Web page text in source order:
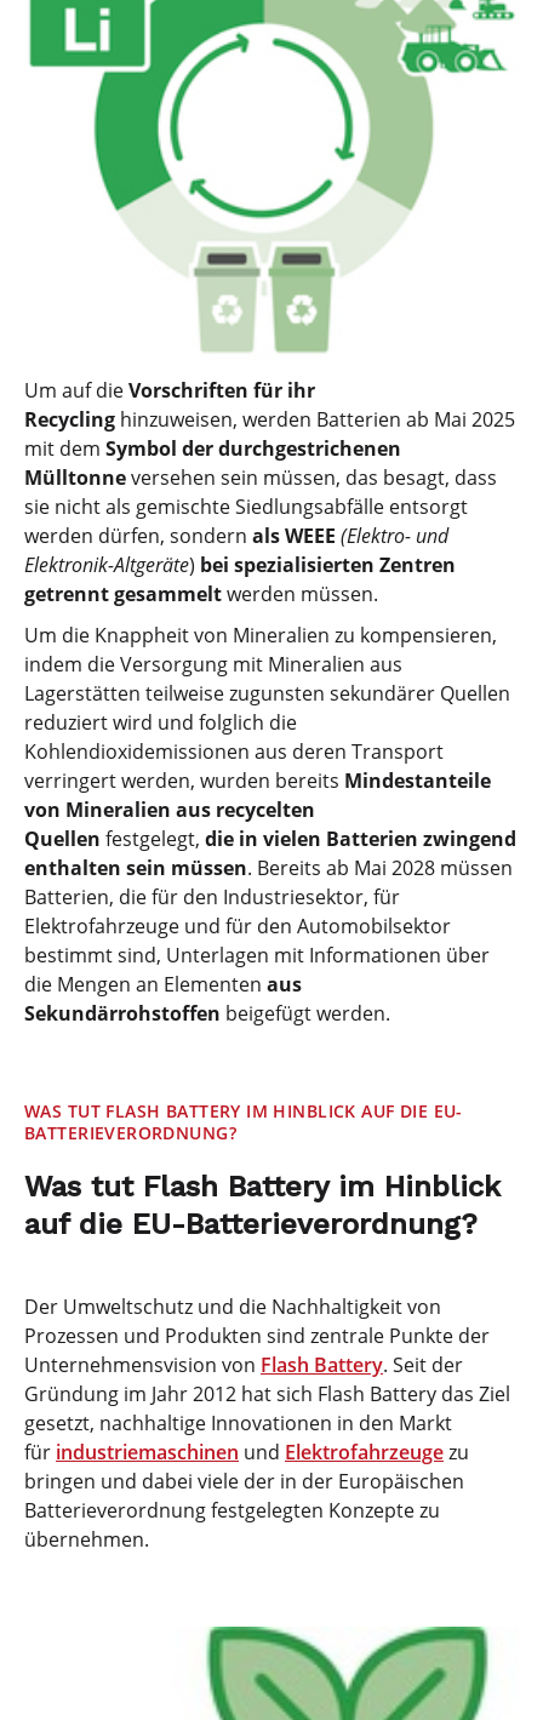
Um auf dieVorschriften für ihr
Recycling hinzuweisen, werden Batterien ab Mai 2025
mit dem Symbol der durchgestrichenen
Mülltonneversehen sein müssen, das besagt, dass
sie nicht als gemischte Siedlungsabfälle entsorgt
werden dürfen, sondern als WEEE (Elektro- und
Elektronik-Altgeräte) bei spezialisierten Zentren
getrennt gesammeltwerden müssen.
Um die Knappheit von Mineralien zu kompensieren,
indem die Versorgung mit Mineralien aus
Lagerstätten teilweise zugunsten sekundärer Quellen
reduziert wird und folglich die
Kohlendioxidemissionen aus deren Transport
verringert werden, wurden bereits Mindestanteile
von Mineralien aus recycelten
Quellen festgelegt, die in vielen Batterien zwingend
enthalten sein müssen. Bereits ab Mai 2028 müssen
Batterien, die für den Industriesektor, für
Elektrofahrzeuge und für den Automobilsektor
bestimmt sind, Unterlagen mit Informationen über
die Mengen an Elementen aus
Sekundärrohstoffen beigefügt werden.
WAS TUT FLASH BATTERY IM HINBLICK AUF DIE EU-
BATTERIEVERORDNUNG?
Was tut Flash Battery im Hinblick
auf die EU-Batterieverordnung?
Der Umweltschutz und die Nachhaltigkeit von
Prozessen und Produkten sind zentrale Punkte der
Unternehmensvision von Flash Battery. Seit der
Gründung im Jahr 2012 hat sich Flash Battery das Ziel
gesetzt, nachhaltige Innovationen in den Markt
für industriemaschinen und Elektrofahrzeugezu
bringen und dabei viele der in der Europäischen
Batterieverordnung festgelegten Konzepte zu
übernehmen.